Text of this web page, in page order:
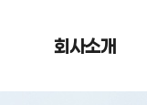
회사소개